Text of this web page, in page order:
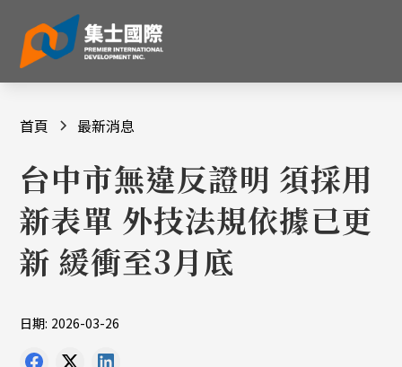
首頁 最新消息
台中市無違反證明 須採用
新表單 外技法規依據已更
新 緩衝至3月底
日期: 2026-03-26